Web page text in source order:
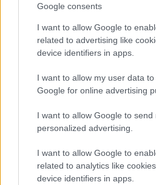
Google consents
I want to allow Google to
related to advertising like
device identifiers in apps.
I want to allow my user data
Google for online advertising
I want to allow Google to send
personalized advertising.
I want to allow Google to
related to analytics like
device identifiers in apps.
Véget ért a közös munka!